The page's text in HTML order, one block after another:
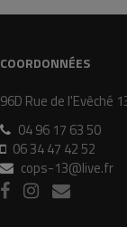
COORDONNÉES
96D Rue de l'Evêché
04 96 17 63 50
06 34 47 42 52
cops-13@live.fr